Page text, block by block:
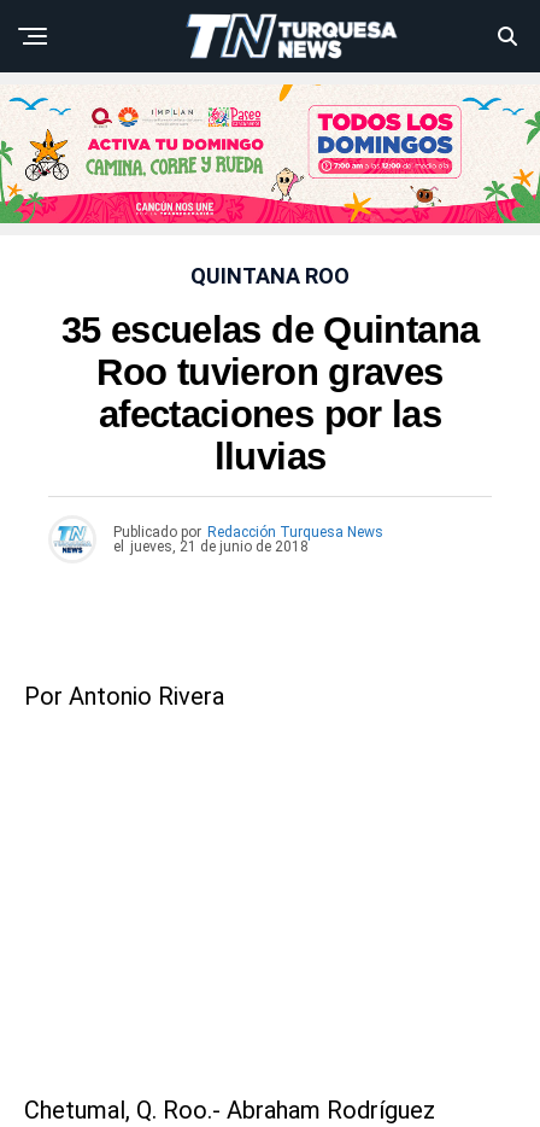
QUINTANA ROO
35 escuelas de Quintana
Roo tuvieron graves
afectaciones por las
lluvias
Publicado por Redacción Turquesa News
el
jueves, 21 de junio de 2018
Por Antonio Rivera
Chetumal, Q. Roo.- Abraham Rodríguez